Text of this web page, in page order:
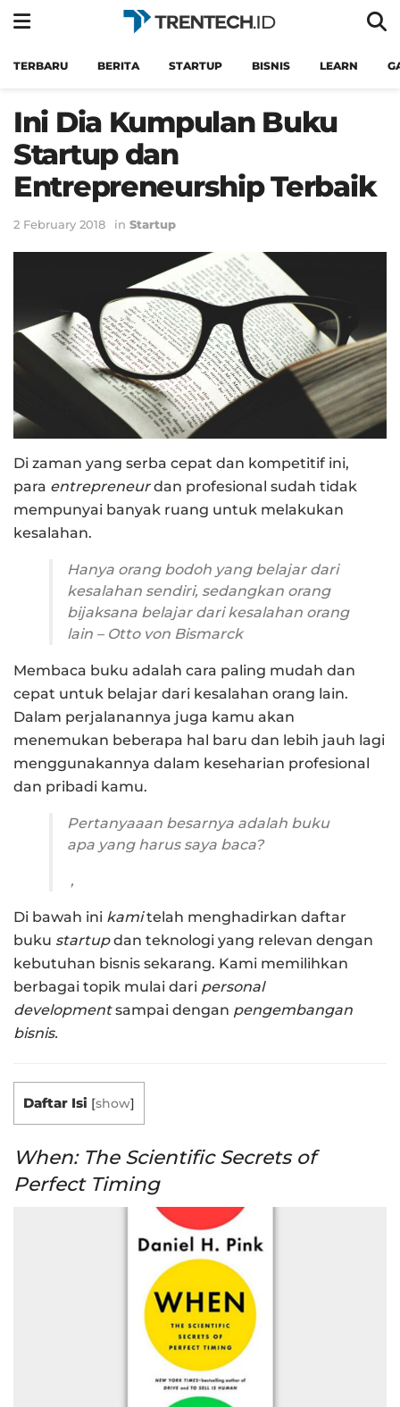
TERBARU BERITA STARTUP BISNIS LEARN
Ini Dia Kumpulan Buku
Startup dan
Entrepreneurship Terbaik
2 February 2018 in Startup
Di zaman yang serba cepat dan kompetitif ini,
para entrepreneurdan profesional sudah tidak
mempunyai banyak ruang untuk melakukan
kesalahan.
Hanya orang bodoh yang belajar dari
kesalahan sendiri, sedangkan orang
bijaksana belajar dari kesalahan orang
lain – Otto von Bismarck
Membaca buku adalah cara paling mudah dan
cepat untuk belajar dari kesalahan orang lain.
Dalam perjalanannya juga kamu akan
menemukan beberapa hal baru dan lebih jauh lagi
menggunakannya dalam keseharian profesional
dan pribadi kamu.
Pertanyaaan besarnya adalah buku
apa yang harus saya baca?
,
Di bawah ini kamitelah menghadirkan daftar
buku startupdan teknologi yang relevan dengan
kebutuhan bisnis sekarang. Kami memilihkan
berbagai topik mulai dari personal
developmentsampai dengan pengembangan
bisnis.
Daftar Isi [show]
When: The Scientific Secrets of
Perfect Timing